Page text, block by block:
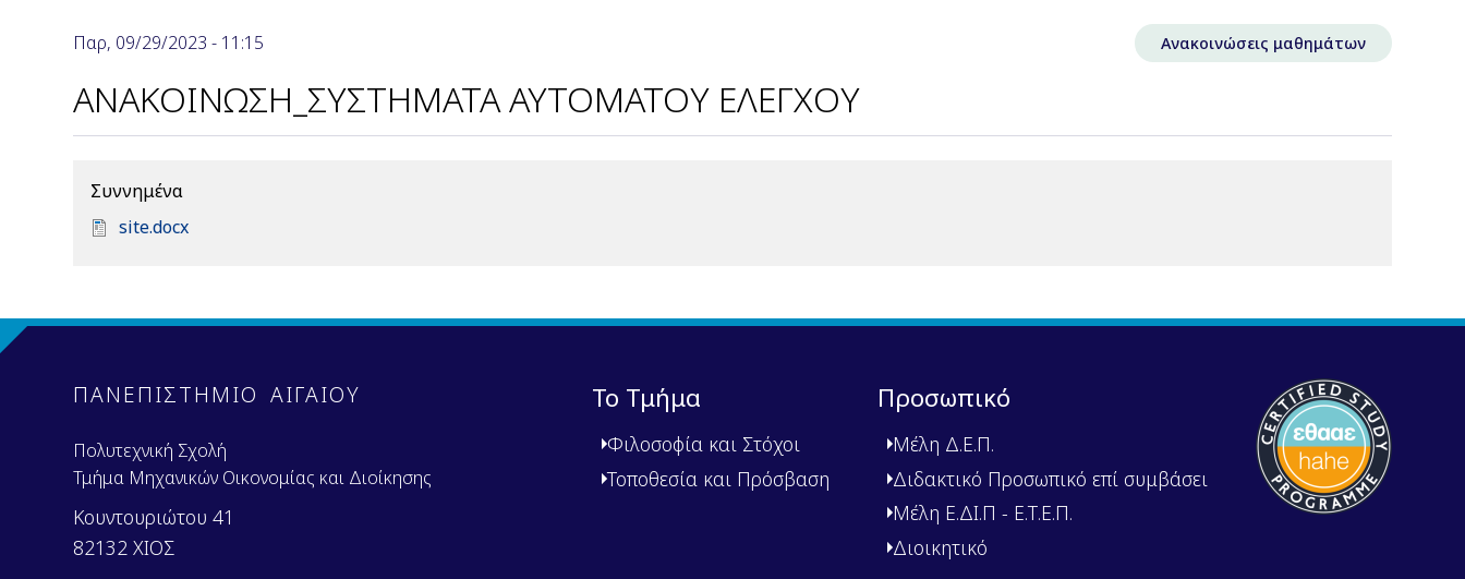
Παρ, 09/29/2023 - 11:15 Ανακοινώσεις μαθημάτων
ΑΝΑΚΟΙΝΩΣΗ_ΣΥΣΤΗΜΑΤΑ ΑΥΤΟΜΑΤΟΥ ΕΛΕΓΧΟΥ
Συννημένα
D
n
site.docx
ΠΑΝΕΠΙΣΤΗΜΙΟ ΑΙΓΑΙΟΥ
Πολυτεχνική Σχολή
Τμήμα Μηχανικών Οικονομίας και Διοίκησης
Κουντουριώτου 41
82132 ΧΙΟΣ
Το Τμήμα
Φιλοσοφία και Στόχοι
Τοποθεσία και Πρόσβαση
Προσωπικό
Μέλη Δ.Ε.Π.
Διδακτικό Προσωπικό επί συμβάσει
Μέλη Ε.ΔΙ.Π - Ε.Τ.Ε.Π.
Διοικητικό